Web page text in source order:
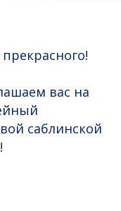
вас на
саблинской